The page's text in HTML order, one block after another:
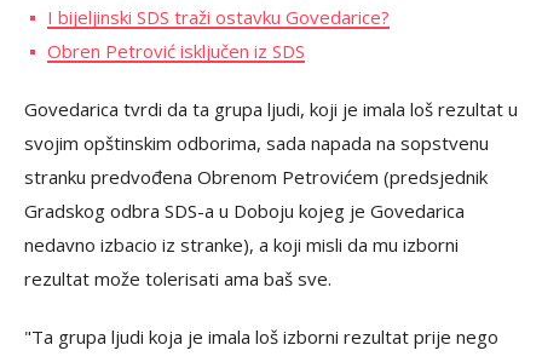
I bijeljinski SDS traži ostavku Govedarice?
Obren Petrović isključen iz SDS
Govedarica tvrdi da ta grupa ljudi, koji je imala loš rezultat u
svojim opštinskim odborima, sada napada na sopstvenu
stranku predvođena Obrenom Petrovićem (predsjednik
Gradskog odbra SDS-a u Doboju kojeg je Govedarica
nedavno izbacio iz stranke), a koji misli da mu izborni
rezultat može tolerisati ama baš sve.
"Ta grupa ljudi koja je imala loš izborni rezultat prije nego